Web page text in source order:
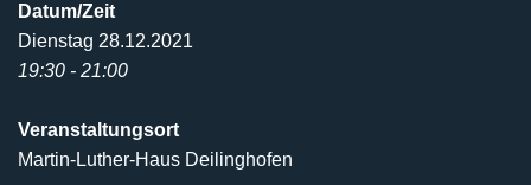
Datum/Zeit
Dienstag 28.12.2021
19:30 - 21:00
Veranstaltungsort
Martin-Luther-Haus Deilinghofen